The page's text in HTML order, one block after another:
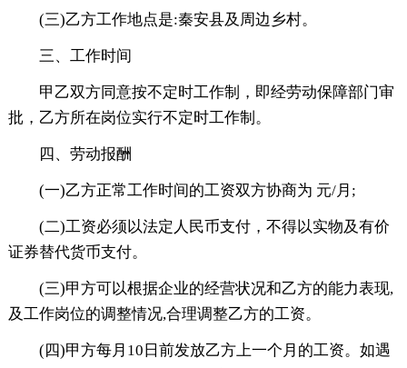
(三)乙方工作地点是:秦安县及周边乡村。
三、工作时间
甲乙双方同意按不定时工作制，即经劳动保障部门审
批，乙方所在岗位实行不定时工作制。
四、劳动报酬
(一)乙方正常工作时间的工资双方协商为 元/月;
(二)工资必须以法定人民币支付，不得以实物及有价
证券替代货币支付。
(三)甲方可以根据企业的经营状况和乙方的能力表现,
及工作岗位的调整情况,合理调整乙方的工资。
(四)甲方每月10日前发放乙方上一个月的工资。如遇